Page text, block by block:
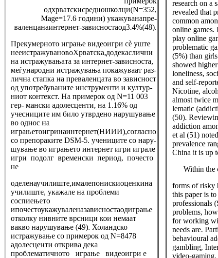
одхрватскисредношколци(N=352,
Mage=17.6 години) укажуванапре-
валенцанаинтернет-зависностаод3.4%(48).
Прекумерното играње видеоигри сè уште
нееистражувановоХрватска,додекаслични
на истражувањата за интернет-зависноста,
меѓународни истражувања покажуваат раз-
лична стапка на преваленцата во зависност
од употребуваните инструменти и култур-
ниот контекст. На примерок од N=11 003
гер- мански адолесценти, на 1.16% од
учесниците им било утврдено нарушување
во однос на
играњетоигринаинтернет(НИИИ),согласно
со препораките DSM-5. учениците со нару-
шување во играњето интернет игри играле
игри подолг временски период, почесто
не
оделенаучилиште,ималепонискиоценкина
училиште, укажале на проблеми
соспиењето
ипочестоукажуваленазависностаодиграње
отколку нивните врсници кои немаат
вакво нарушување (49). Холандско
истражување со примерок од N=8478
адолесценти открива дека
проблематичното играње видеоигри е
research on a
revealed that
common
online
play online
problematic
(5%) than
showed
loneliness,
and self-
Nicotine,
almost twice
lematic
(50).
addiction
et al (51)
prevalence
China it is up
Within the
forms of
this paper is
professionals
problems,
for working
needs are.
behavioural
gambling,
video-